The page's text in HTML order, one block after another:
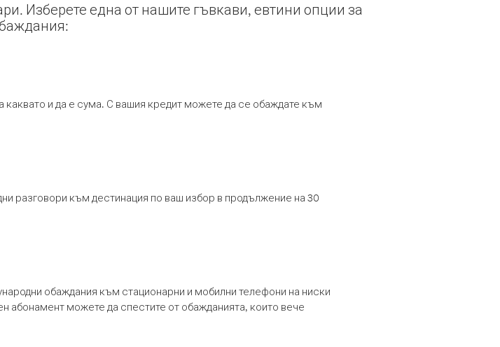
Изберете една от нашите гъвкави, евтини опции за
каквато и да е сума. С вашия кредит можете да се обаждате към
разговори към дестинация по ваш избор в продължение на 30
обаждания към стационарни и мобилни телефони на ниски
абонамент можете да спестите от обажданията, които вече